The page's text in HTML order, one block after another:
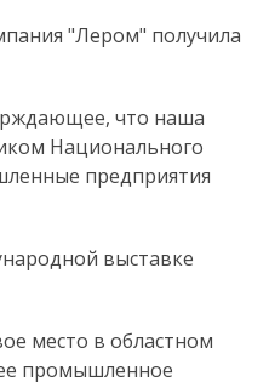
"Лером" получила
что наша
Национального
предприятия
выставке
место в областном
промышленное